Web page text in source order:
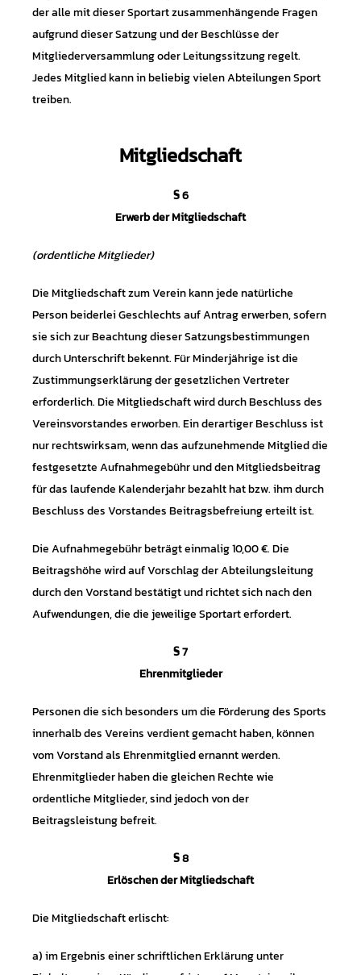
der alle mit dieser Sportart zusammenhängende Fragen
aufgrund dieser Satzung und der Beschlüsse der
Mitgliederversammlung oder Leitungssitzung regelt.
Jedes Mitglied kann in beliebig vielen Abteilungen Sport
treiben.
Mitgliedschaft
§ 6
Erwerb der Mitgliedschaft
(ordentliche Mitglieder)
Die Mitgliedschaft zum Verein kann jede natürliche
Person beiderlei Geschlechts auf Antrag erwerben, sofern
sie sich zur Beachtung dieser Satzungsbestimmungen
durch Unterschrift bekennt. Für Minderjährige ist die
Zustimmungserklärung der gesetzlichen Vertreter
erforderlich. Die Mitgliedschaft wird durch Beschluss des
Vereinsvorstandes erworben. Ein derartiger Beschluss ist
nur rechtswirksam, wenn das aufzunehmende Mitglied die
festgesetzte Aufnahmegebühr und den Mitgliedsbeitrag
für das laufende Kalenderjahr bezahlt hat bzw. ihm durch
Beschluss des Vorstandes Beitragsbefreiung erteilt ist.
Die Aufnahmegebühr beträgt einmalig 10,00 €. Die
Beitragshöhe wird auf Vorschlag der Abteilungsleitung
durch den Vorstand bestätigt und richtet sich nach den
Aufwendungen, die die jeweilige Sportart erfordert.
§ 7
Ehrenmitglieder
Personen die sich besonders um die Förderung des Sports
innerhalb des Vereins verdient gemacht haben, können
vom Vorstand als Ehrenmitglied ernannt werden.
Ehrenmitglieder haben die gleichen Rechte wie
ordentliche Mitglieder, sind jedoch von der
Beitragsleistung befreit.
§ 8
Erlöschen der Mitgliedschaft
Die Mitgliedschaft erlischt:
a) im Ergebnis einer schriftlichen Erklärung unter